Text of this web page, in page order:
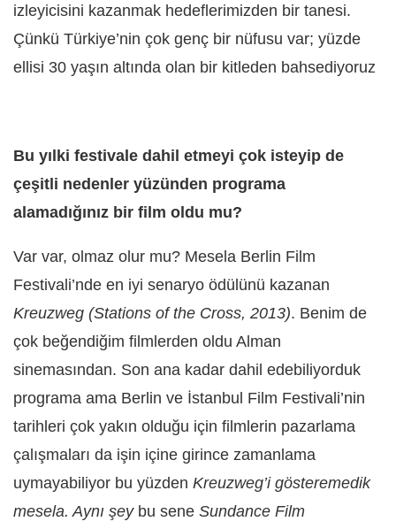
izleyicisini kazanmak hedeflerimizden bir tanesi.
Çünkü Türkiye’nin çok genç bir nüfusu var; yüzde
ellisi 30 yaşın altında olan bir kitleden bahsediyoruz
Bu yılki festivale dahil etmeyi çok isteyip de
çeşitli nedenler yüzünden programa
alamadığınız bir film oldu mu?
Var var, olmaz olur mu? Mesela Berlin Film
Festivali’nde en iyi senaryo ödülünü kazanan
Kreuzweg (Stations of the Cross, 2013). Benim de
çok beğendiğim filmlerden oldu Alman
sinemasından. Son ana kadar dahil edebiliyorduk
programa ama Berlin ve İstanbul Film Festivali’nin
tarihleri çok yakın olduğu için filmlerin pazarlama
çalışmaları da işin içine girince zamanlama
uymayabiliyor bu yüzden Kreuzweg’i gösteremedik
mesela. Aynı şey bu sene Sundance Film